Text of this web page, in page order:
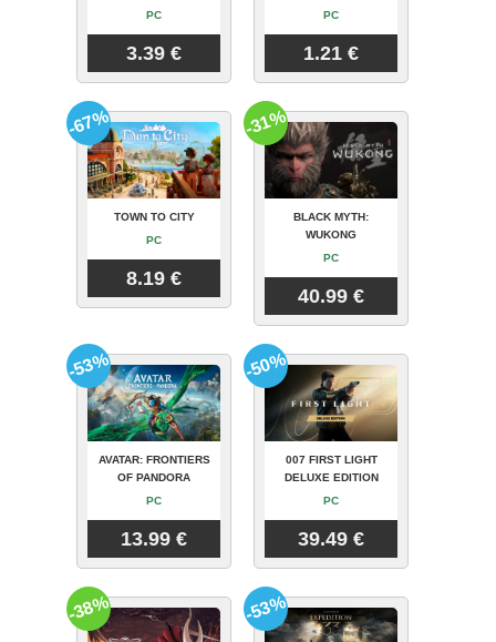
PC
3.39 €
PC
1.21 €
TOWN TO CITY
PC
8.19 €
-67%
BLACK MYTH:
WUKONG
PC
40.99 €
-31%
AVATAR: FRONTIERS
OF PANDORA
PC
13.99 €
-53%
007 FIRST LIGHT
DELUXE EDITION
PC
39.49 €
-50%
-38% -53%